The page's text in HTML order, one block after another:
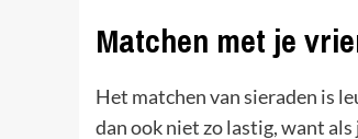
Matchen met je
Het matchen van sieraden is
dan ook niet zo lastig, want